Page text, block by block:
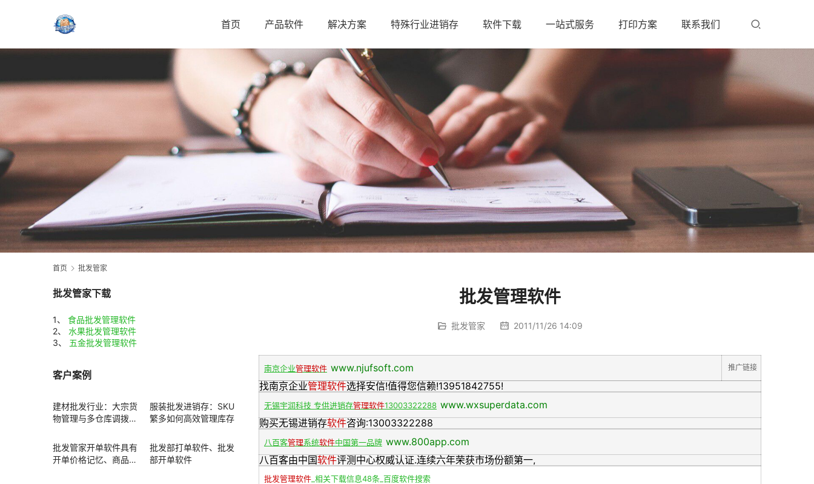
首页 产品软件 解决方案 特殊行业进销存 软件下载 一站式服务 打印方案 联系我们
首页 批发管家
批发管理软件
批发管家 2011/11/26 14:09
南京企业管理软件 www.njufsoft.com 推广链接
找南京企业管理软件选择安信!值得您信赖!13951842755!
无锡宇润科技 专供进销存管理软件13003322288 www.wxsuperdata.com
购买无锡进销存软件咨询:13003322288
八百客管理系统软件中国第一品牌 www.800app.com
八百客由中国软件评测中心权威认证.连续六年荣获市场份额第一,
批发管理软件 _相关下载信息48条_百度软件搜索
批发管家下载
1、 食品批发管理软件
2、 水果批发管理软件
3、 五金批发管理软件
客户案例
建材批发行业：大宗货
物管理与多仓库调拨方
服装批发进销存：SKU
繁多如何高效管理库存
批发管家开单软件具有
开单价格记忆、商品赠
批发部打单软件、批发
部开单软件